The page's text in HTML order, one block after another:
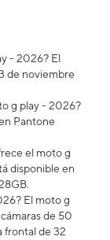
- 2026? El
de noviembre
g play - 2026?
Pantone
el moto g
disponible en
El moto g
de 50
frontal de 32